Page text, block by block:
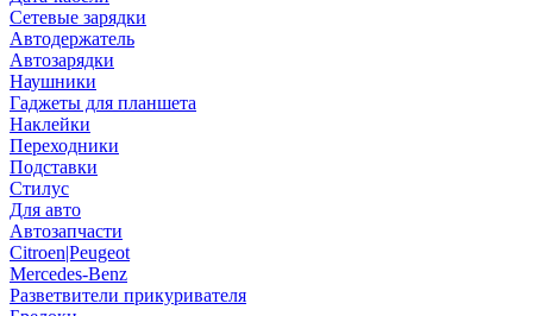
Сетевые зарядки
Автодержатель
Автозарядки
Наушники
Гаджеты для планшета
Наклейки
Переходники
Подставки
Стилус
Для авто
Автозапчасти
Citroen|Peugeot
Mercedes-Benz
Разветвители прикуривателя